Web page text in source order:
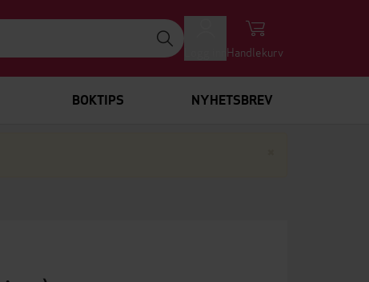
Handlekurv
BOKTIPS NYHETSBREV